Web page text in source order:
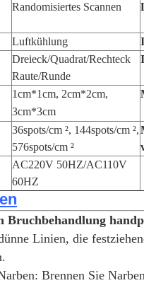
Randomisiertes Scannen
Luftkühlung
Dreieck/Quadrat/Rechteck
Raute/Runde
1cm*1cm, 2cm*2cm,
3cm*3cm
36spots/cm ², 144spots/cm ²,
576spots/cm ²
AC220V 50HZ/AC110V
60HZ
Bruchbehandlung
Linien, die
Brennen Sie